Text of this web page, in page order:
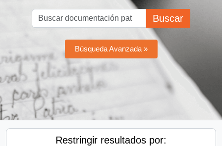
Buscar
Búsqueda Avanzada »
Restringir resultados por: